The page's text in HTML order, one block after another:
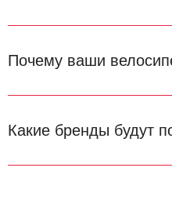
Почему ваши
Какие бренды будут